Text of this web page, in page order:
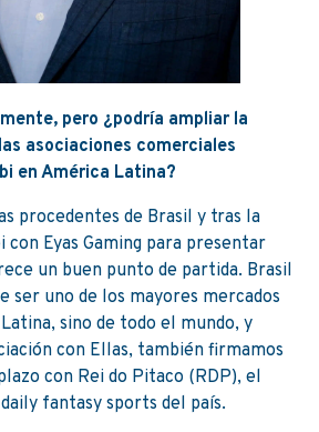
pero ¿podría ampliar la
asociaciones comerciales
en América Latina?
procedentes de Brasil y tras la
con Eyas Gaming para presentar
un buen punto de partida. Brasil
ser uno de los mayores mercados
sino de todo el mundo, y
con Ellas, también firmamos
con Rei do Pitaco (RDP), el
fantasy sports del país.